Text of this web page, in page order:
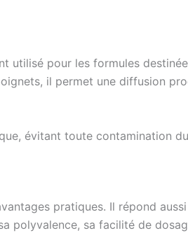
utilisé pour les formules
il permet une diffusion
évitant toute contamination
pratiques. Il répond
polyvalence, sa facilité de